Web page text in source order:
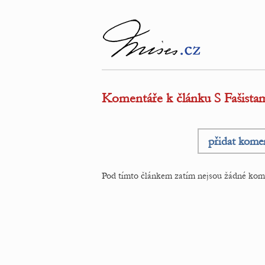
Komentáře k článku S
přidat
Pod tímto článkem zatím nejsou žádné